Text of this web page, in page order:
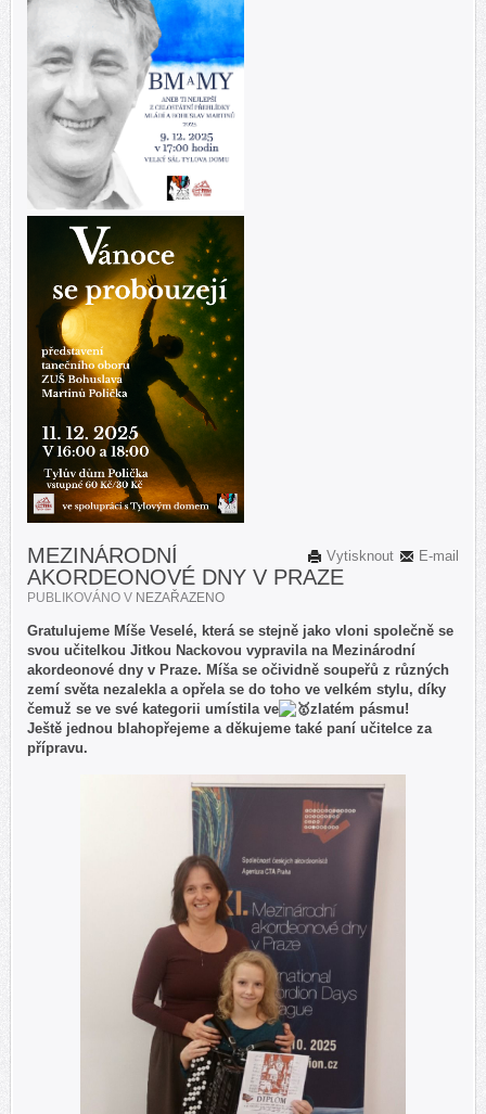
E-mail
Vytisknout
MEZINÁRODNÍ
AKORDEONOVÉ DNY V PRAZE
PUBLIKOVÁNO V NEZAŘAZENO
Gratulujeme Míše Veselé, která se stejně jako vloni společně se
svou učitelkou Jitkou Nackovou vypravila na Mezinárodní
akordeonové dny v Praze. Míša se očividně soupeřů z různých
zemí světa nezalekla a opřela se do toho ve velkém stylu, díky
čemuž se ve své kategorii umístila ve
zlatém pásmu!
Ještě jednou blahopřejeme a děkujeme také paní učitelce za
přípravu.